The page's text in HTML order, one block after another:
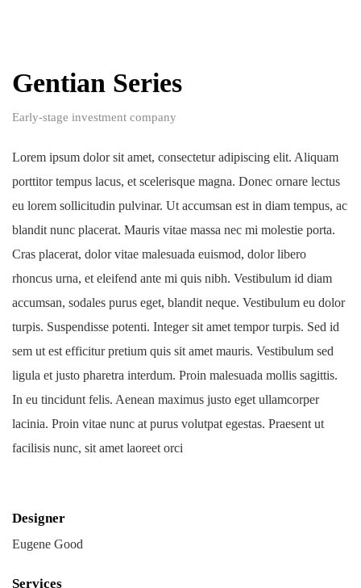
Gentian Series
Early-stage investment company
Lorem ipsum dolor sit amet, consectetur adipiscing elit. Aliquam
porttitor tempus lacus, et scelerisque magna. Donec ornare lectus
eu lorem sollicitudin pulvinar. Ut accumsan est in diam tempus, ac
blandit nunc placerat. Mauris vitae massa nec mi molestie porta.
Cras placerat, dolor vitae malesuada euismod, dolor libero
rhoncus urna, et eleifend ante mi quis nibh. Vestibulum id diam
accumsan, sodales purus eget, blandit neque. Vestibulum eu dolor
turpis. Suspendisse potenti. Integer sit amet tempor turpis. Sed id
sem ut est efficitur pretium quis sit amet mauris. Vestibulum sed
ligula et justo pharetra interdum. Proin malesuada mollis sagittis.
In eu tincidunt felis. Aenean maximus justo eget ullamcorper
lacinia. Proin vitae nunc at purus volutpat egestas. Praesent ut
facilisis nunc, sit amet laoreet orci
Designer
Eugene Good
Services